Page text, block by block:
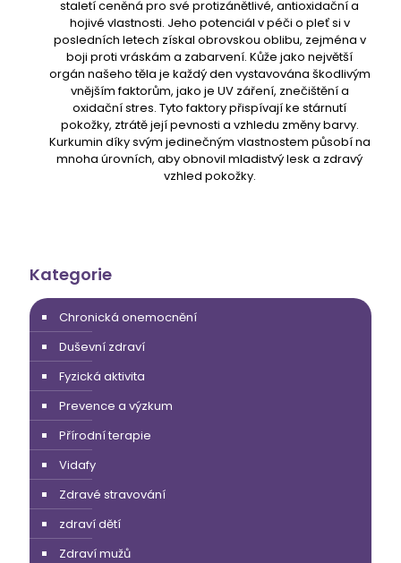
staletí ceněná pro své protizánětlivé, antioxidační a
hojivé vlastnosti. Jeho potenciál v péči o pleť si v
posledních letech získal obrovskou oblibu, zejména v
boji proti vráskám a zabarvení. Kůže jako největší
orgán našeho těla je každý den vystavována škodlivým
vnějším faktorům, jako je UV záření, znečištění a
oxidační stres. Tyto faktory přispívají ke stárnutí
pokožky, ztrátě její pevnosti a vzhledu změny barvy.
Kurkumin díky svým jedinečným vlastnostem působí na
mnoha úrovních, aby obnovil mladistvý lesk a zdravý
vzhled pokožky.
Kategorie
Chronická onemocnění
Duševní zdraví
Fyzická aktivita
Prevence a výzkum
Přírodní terapie
Vidafy
Zdravé stravování
zdraví dětí
Zdraví mužů